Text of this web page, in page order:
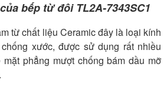
bếp từ đôi TL2A-7343SC1
từ chất liệu Ceramic đây là loại kính
xước, được sử dụng rất nhiều
phẳng mượt chống bám dầu mỡ